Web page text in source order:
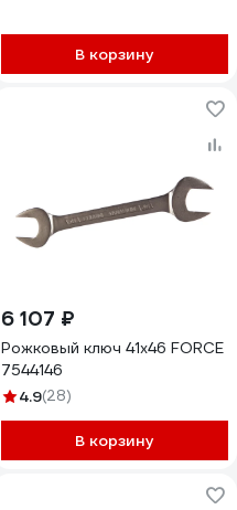
В корзину
6 107 ₽
Рожковый ключ 41х46 FORCE
7544146
4.9(28)
В корзину